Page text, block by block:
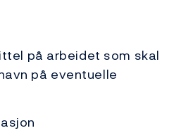
på arbeidet som skal
på eventuelle